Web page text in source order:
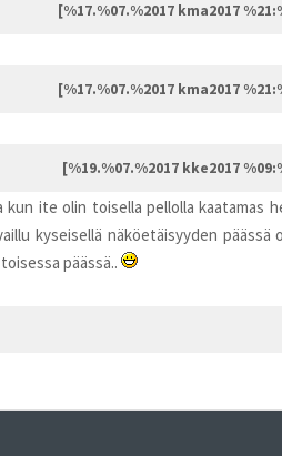
[%17.%07.%2017 kma2017
[%17.%07.%2017 kma2017
[%19.%07.%2017 kke2017
ite olin toisella pellolla kaatamas
kyseisellä näköetäisyyden päässä
päässä..